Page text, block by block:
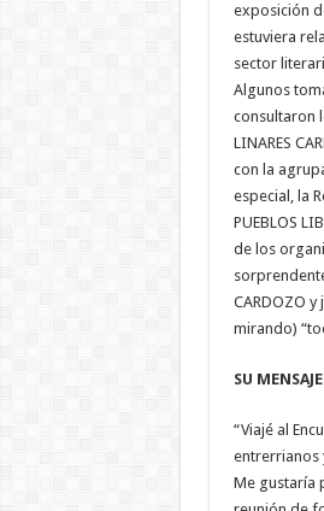
exposición
estuviera
sector
Algunos
consultaron
LINARES
con la
especial, la
PUEBLOS
de los
CARDOZO
mirando)
SU
“Viajé al
entrerrianos
Me gustaría